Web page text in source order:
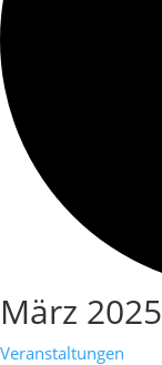
März 2025
Veranstaltungen